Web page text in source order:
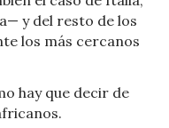
y del resto de los
los más cercanos
hay que decir de